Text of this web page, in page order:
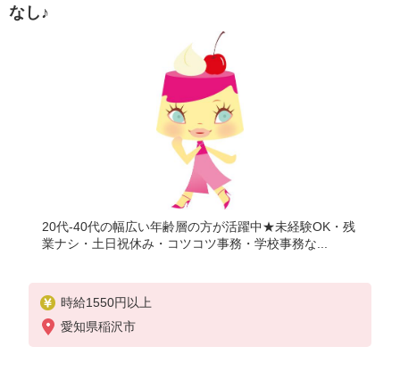
なし♪
20代-40代の幅広い年齢層の方が活躍中★未経験OK・残
業ナシ・土日祝休み・コツコツ事務・学校事務な...
時給1550円以上
愛知県稲沢市